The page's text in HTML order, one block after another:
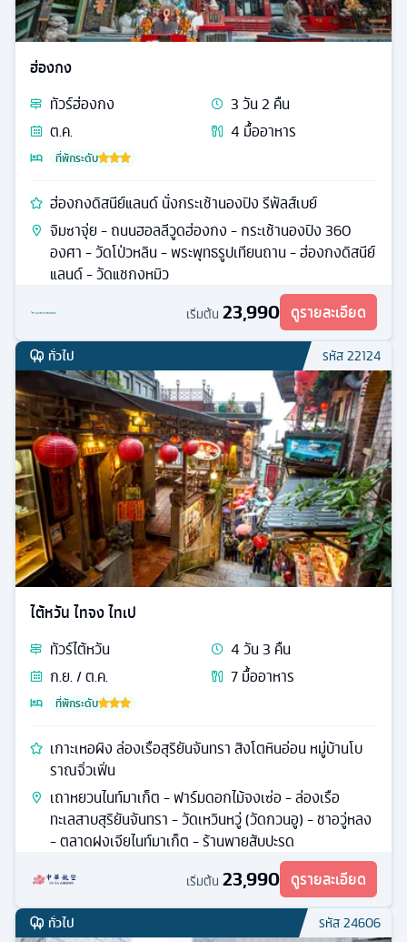
ฮ่องกง
ทัวร์ฮ่องกง 3วัน2 คืน
ต.ค.
4 มื้ออาหาร
ที่พักระดับ
ฮ่องกงดิสนีย์แลนด์ นั่งกระเช้านองปิง รีพัลส์เบย์
จิมซาจุ่ย - ถนนฮอลลีวูดฮ่องกง - กระเช้านองปิง 360
องศา - วัดโป่วหลิน - พระพุทธรูปเทียนถาน - ฮ่องกงดิสนีย์
แลนด์ - วัดแชกงหมิว
เริ่มต้น 23,990 ดูรายละเอียด
ทั่วไป รหัส22124
ไต้หวัน ไทจง ไทเป
ทัวร์ไต้หวัน 4วัน3 คืน
ก.ย. / ต.ค.
7มื้ออาหาร
ที่พักระดับ
เกาะเหอผิง ล่องเรือสุริยันจันทรา สิงโตหินอ่อน หมู่บ้านโบ
ราณจิ่วเฟิ่น
เถาหยวนไนท์มาเก็ต - ฟาร์มดอกไม้จงเซ่อ - ล่องเรือ
ทะเลสาบสุริยันจันทรา - วัดเหวินหวู่ (วัดกวนอู) - ชาอวู่หลง
- ตลาดฝงเจียไนท์มาเก็ต - ร้านพายสับปะรด
เริ่มต้น 23,990 ดูรายละเอียด
ทั่วไป รหัส24606